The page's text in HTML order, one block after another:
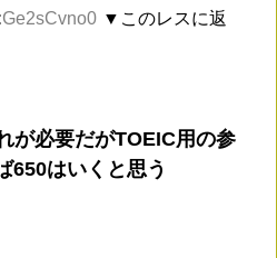
▼このレスに返
が必要だがTOEIC用の参
650はいくと思う